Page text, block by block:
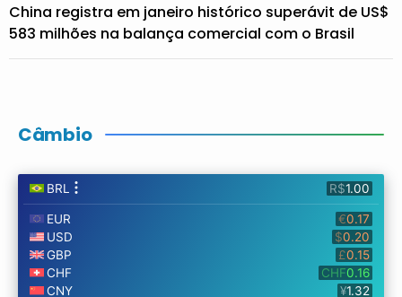
China registra em janeiro histórico superávit de US$
583 milhões na balança comercial com o Brasil
Câmbio